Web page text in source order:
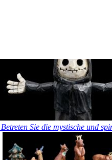
Sie die mystische und